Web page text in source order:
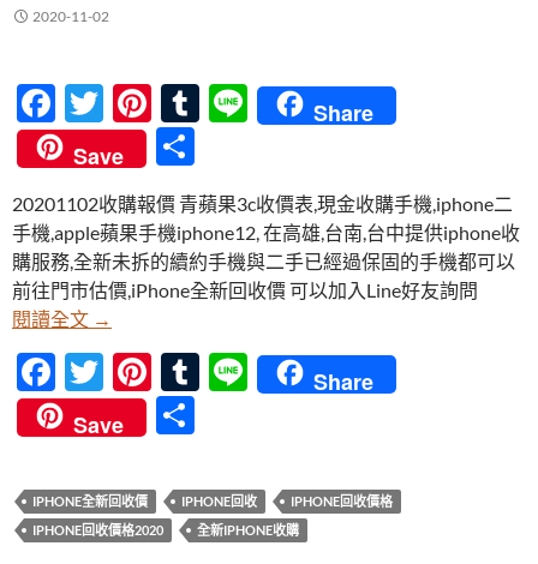
2020-11-02
F
ac
e
b
o
o
k
T
w
itt
er
Pi
nt
er
es
t
T
bl
r
Li
Share
Save
享
20201102收購報價 青蘋果3c收價表,現金收購手機,iphone二
手機,apple蘋果手機iphone12, 在高雄,台南,台中提供iphone收
購服務,全新未拆的續約手機與二手已經過保固的手機都可以
前往門市估價,iPhone全新回收價 可以加入Line好友詢問
閱讀全文 【20201102收購報價】iPhone 12 全新回收價 現金
→
F
ac
e
b
o
T
w
itt
er
Pi
nt
er
es
t
T
bl
r
Li
Share
Save
IPHONE全新回收價 IPHONE回收
IPHONE回收價格
IPHONE回收價格2020
全新IPHONE收購